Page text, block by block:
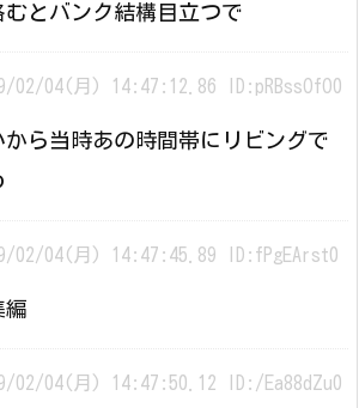
とバンク結構目立つで
02/04(月) 14:47:12.86 ID:pRBssOfO0
から当時あの時間帯にリビングで
02/04(月) 14:47:45.89 ID:fPgEArst0
編
02/04(月) 14:47:50.12 ID:/Ea88dZu0